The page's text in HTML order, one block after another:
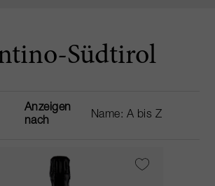
Südtirol
Anzeigen
nach